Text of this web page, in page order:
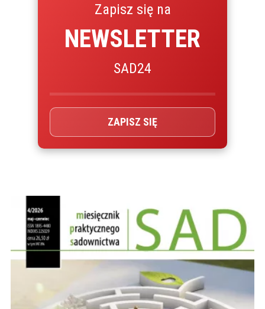
Zapisz się na
NEWSLETTER
SAD24
ZAPISZ SIĘ